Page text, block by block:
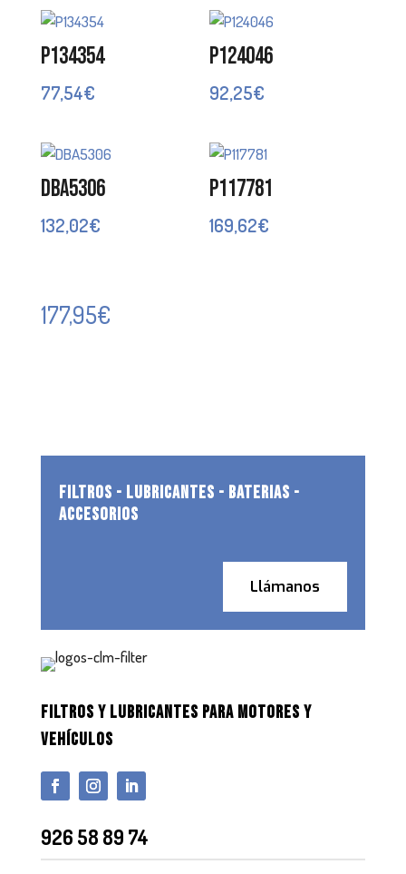
P134354
77,54€
P124046
92,25€
DBA5306
132,02€
P117781
169,62€
177,95€
FILTROS - LUBRICANTES - BATERIAS -
ACCESORIOS
Llámanos
FILTROS Y LUBRICANTES PARA MOTORES Y
VEHÍCULOS
926 58 89 74